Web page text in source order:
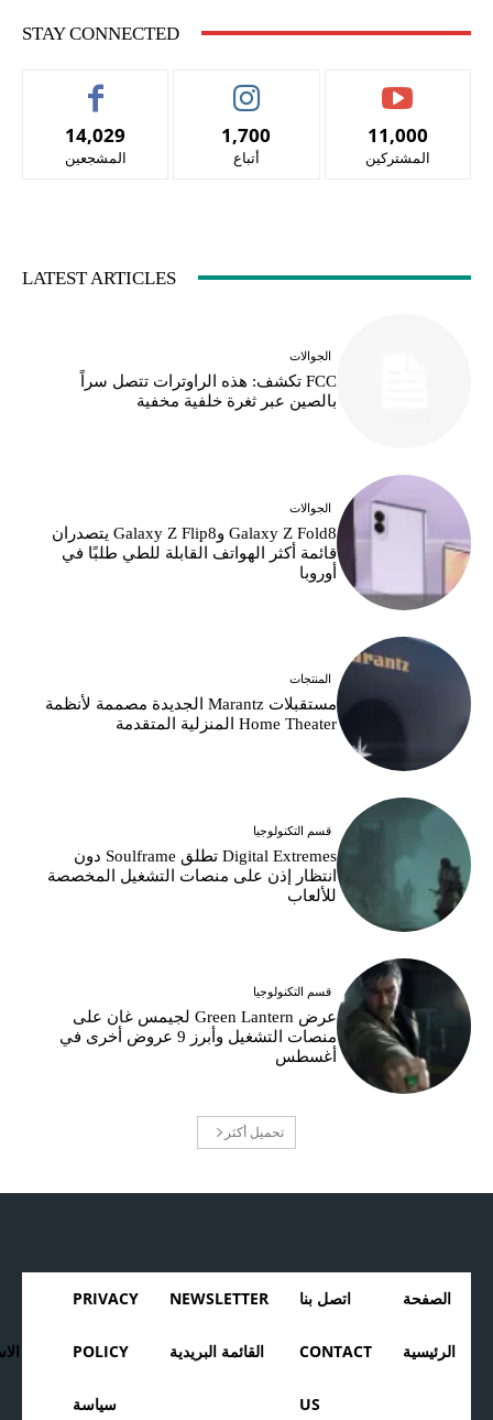
STAY CONNECTED
14,029
المشجعين
1,700
أتباع
11,000
المشتركين
LATEST ARTICLES
الجوالات
FCC تكشف: هذه الراوترات تتصل سراً
بالصين عبر ثغرة خلفية مخفية
الجوالات
Galaxy Z Fold8 وGalaxy Z Flip8 يتصدران
قائمة أكثر الهواتف القابلة للطي طلبًا في
أوروبا
المنتجات
مستقبلات Marantz الجديدة مصممة لأنظمة
Home Theater المنزلية المتقدمة
قسم التكنولوجيا
Digital Extremes تطلق Soulframe دون
انتظار إذن على منصات التشغيل المخصصة
للألعاب
قسم التكنولوجيا
عرض Green Lantern لجيمس غان على
منصات التشغيل وأبرز 9 عروض أخرى في
أغسطس
تحميل أكثر
الصفحة
الرئيسية
اتصل بنا
CONTACT
US
NEWSLETTER
القائمة البريدية
PRIVACY
POLICY
سياسة